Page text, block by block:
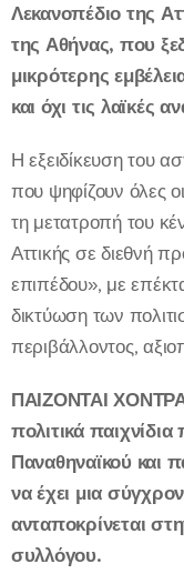
Λεκανοπέδιο της
της Αθήνας, που
μικρότερης
και όχι τις λαϊκές
Η εξειδίκευση του
που ψηφίζουν όλες
τη μετατροπή του
Αττικής σε διεθνή
επιπέδου», με
δικτύωση των
περιβάλλοντος,
ΠΑΙΖΟΝΤΑΙ
πολιτικά
Παναθηναϊκού και
να έχει μια
ανταποκρίνεται
συλλόγου.